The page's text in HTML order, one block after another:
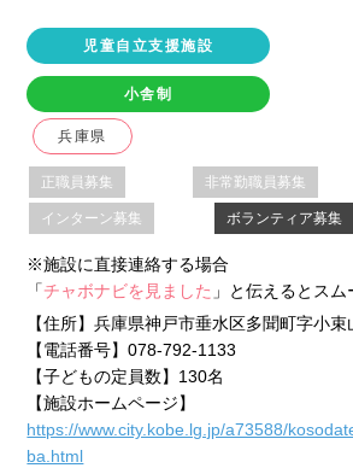
児童自立支援施設
小舎制
兵庫県
正職員募集 非常勤職員募集
インターン募集 ボランティア募集
※施設に直接連絡する場合
「チャボナビを見ました 」と伝えるとスム
【住所】兵庫県神戸市垂水区多聞町字小束
【電話番号】078-792-1133
【子どもの定員数】 130名
【施設ホームページ】
https://www.city.kobe.lg.jp/a73588/
ba.html